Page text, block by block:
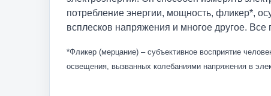
потребление энергии, мощность, фликер*,
всплесков напряжения и многое другое.
*Фликер (мерцание) – субъективное восприятие
освещения, вызванных колебаниями напряжения в